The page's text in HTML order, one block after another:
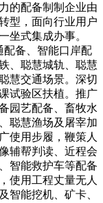
的配备制制企业由
型，面向行业用户
坐式集成办事。
配备、智能口岸配
、聪慧城轨、聪慧
慧交通场景。深切
试验区扶植。推广
园艺配备、畜牧水
聪慧渔场及屠宰加
使用步履，鞭策人
辅帮判读、近程会
智能救护车等配备
使用工程丈量无人
智能挖机、矿卡、